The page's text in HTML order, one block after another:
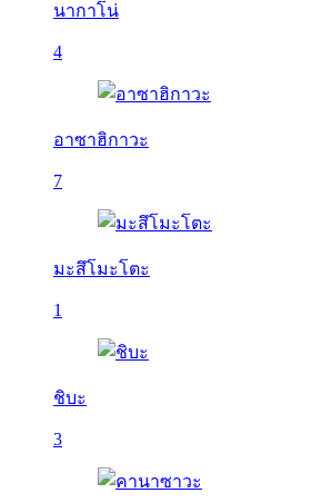
นากาโน่
4
อาซาฮิกาวะ
7
มะสึโมะโตะ
1
ชิบะ
3